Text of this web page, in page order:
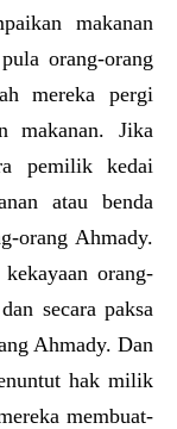
makanan
orang-orang
mereka pergi
makanan. Jika
pemilik kedai
atau benda
orang Ahmady.
orang-
secara paksa
Ahmady. Dan
hak milik
membuat-